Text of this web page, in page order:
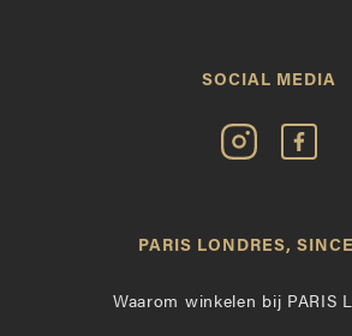
SOCIAL MEDIA
Volg
Paris
Instagram
Vind
op
PARIS LONDRES,
Waarom winkelen bij PARIS